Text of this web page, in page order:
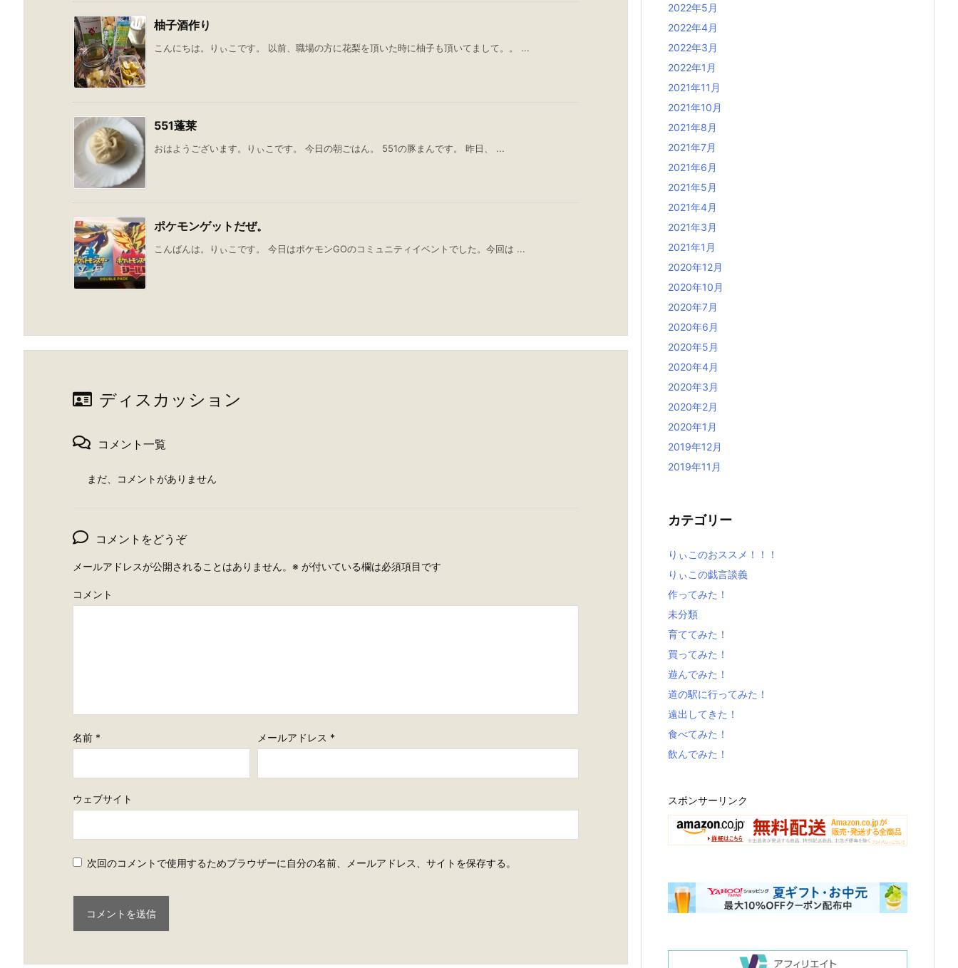
柚子酒作り
こんにちは。りぃこです。 以前、職場の方に花梨を頂いた時に柚子も頂いてまして。。 ...
551蓬莱
おはようございます。りぃこです。 今日の朝ごはん。 551の豚まんです。 昨日、 ...
ポケモンゲットだぜ。
こんばんは。りぃこです。 今日はポケモンGOのコミュニティイベントでした。今回は ...
ディスカッション
コメント一覧
まだ、コメントがありません
コメントをどうぞ
メールアドレスが公開されることはありません。 ※ が付いている欄は必須項目です
コメント
名前 * メールアドレス *
ウェブサイト
次回のコメントで使用するためブラウザーに自分の名前、メールアドレス、サイトを保存する。
2022年5月
2022年4月
2022年3月
2022年1月
2021年11月
2021年10月
2021年8月
2021年7月
2021年6月
2021年5月
2021年4月
2021年3月
2021年1月
2020年12月
2020年10月
2020年7月
2020年6月
2020年5月
2020年4月
2020年3月
2020年2月
2020年1月
2019年12月
2019年11月
カテゴリー
りぃこのおススメ！！！
りぃこの戯言談義
作ってみた！
未分類
育ててみた！
買ってみた！
遊んでみた！
道の駅に行ってみた！
遠出してきた！
食べてみた！
飲んでみた！
スポンサーリンク